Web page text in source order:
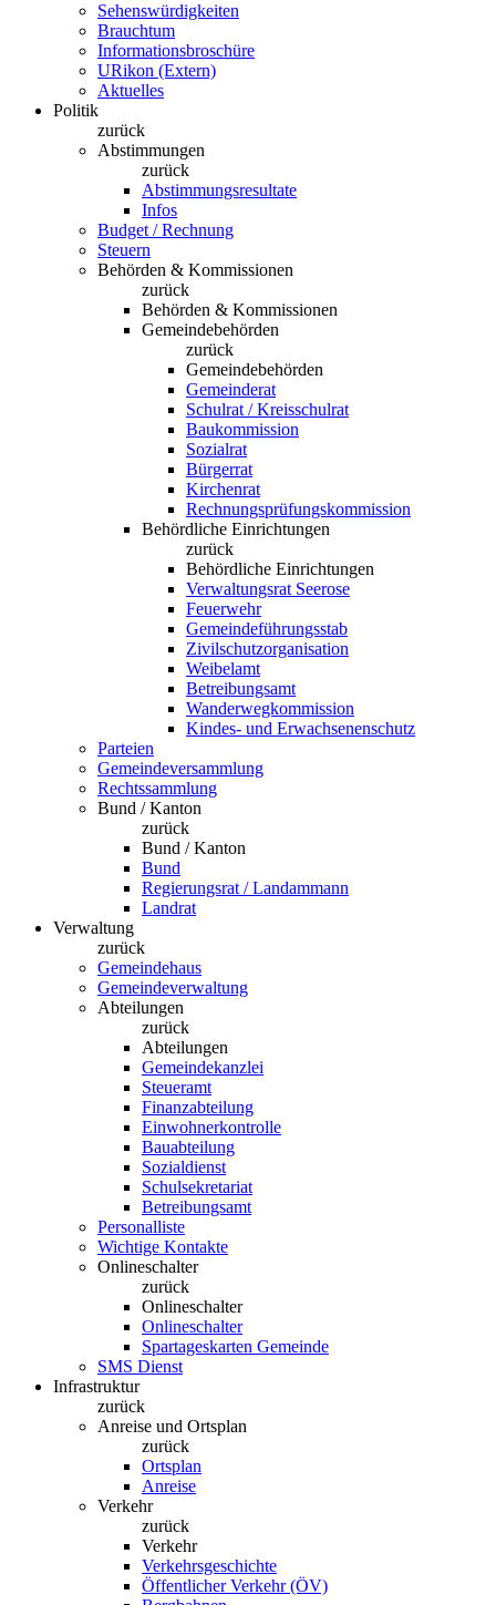
Sehenswürdigkeiten
Brauchtum
Informationsbroschüre
URikon (Extern)
Aktuelles
Politik
zurück
Abstimmungen
zurück
Abstimmungsresultate
Infos
Budget / Rechnung
Steuern
Behörden & Kommissionen
zurück
Behörden & Kommissionen
Gemeindebehörden
zurück
Gemeindebehörden
Gemeinderat
Schulrat / Kreisschulrat
Baukommission
Sozialrat
Bürgerrat
Kirchenrat
Rechnungsprüfungskommission
Behördliche Einrichtungen
zurück
Behördliche Einrichtungen
Verwaltungsrat Seerose
Feuerwehr
Gemeindeführungsstab
Zivilschutzorganisation
Weibelamt
Betreibungsamt
Wanderwegkommission
Kindes- und Erwachsenenschutz
Parteien
Gemeindeversammlung
Rechtssammlung
Bund / Kanton
zurück
Bund / Kanton
Bund
Regierungsrat / Landammann
Landrat
Verwaltung
zurück
Gemeindehaus
Gemeindeverwaltung
Abteilungen
zurück
Abteilungen
Gemeindekanzlei
Steueramt
Finanzabteilung
Einwohnerkontrolle
Bauabteilung
Sozialdienst
Schulsekretariat
Betreibungsamt
Personalliste
Wichtige Kontakte
Onlineschalter
zurück
Onlineschalter
Onlineschalter
Spartageskarten Gemeinde
SMS Dienst
Infrastruktur
zurück
Anreise und Ortsplan
zurück
Ortsplan
Anreise
Verkehr
zurück
Verkehr
Verkehrsgeschichte
Öffentlicher Verkehr (ÖV)